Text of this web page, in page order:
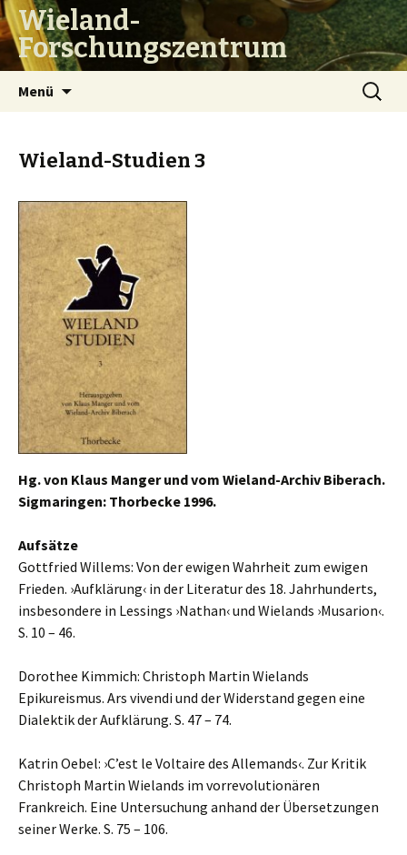
Wieland-
Forschungszentrum
Menü
Suchen
nach:
Wieland-Studien 3
Hg. von Klaus Manger und vom Wieland-Archiv Biberach.
Sigmaringen: Thorbecke 1996.
Aufsätze
Gottfried Willems: Von der ewigen Wahrheit zum ewigen
Frieden. ›Aufklärung‹ in der Literatur des 18. Jahrhunderts,
insbesondere in Lessings ›Nathan‹ und Wielands ›Musarion‹.
S. 10 – 46.
Dorothee Kimmich: Christoph Martin Wielands
Epikureismus. Ars vivendi und der Widerstand gegen eine
Dialektik der Aufklärung. S. 47 – 74.
Katrin Oebel: ›C’est le Voltaire des Allemands‹. Zur Kritik
Christoph Martin Wielands im vorrevolutionären
Frankreich. Eine Untersuchung anhand der Übersetzungen
seiner Werke. S. 75 – 106.